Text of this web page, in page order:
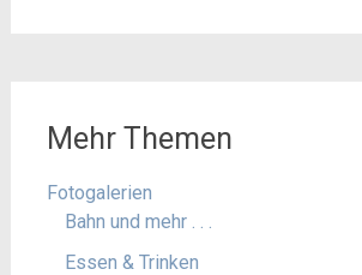
Mehr Themen
Fotogalerien
Bahn und mehr . . .
Essen & Trinken